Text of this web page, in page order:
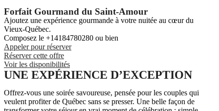
Forfait Gourmand du Saint-Amour
Ajoutez une expérience gourmande à votre nuitée au cœur du
Vieux-Québec.
Composez le +14184780280 ou bien
Appeler pour réserver
Réserver cette offre
Voir les disponibilités
UNE EXPÉRIENCE D’EXCEPTION
Offrez-vous une soirée savoureuse, pensée pour les couples qui
veulent profiter de Québec sans se presser. Une belle façon de